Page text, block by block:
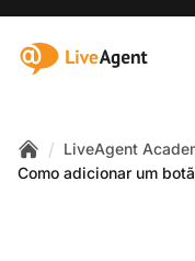
:site.title
Home
/ LiveAgent
Como adicionar um